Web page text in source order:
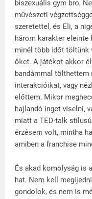
biszexuális gym bro,
művészeti
szeretettel, és Eli, a
három karakter
minél több időt töltünk
őket. A játékot akkor
bandámmal tölthettem
interakcióikat, vagy
előttem. Mikor
hajlandó inget viselni,
miatt a TED-talk
érzésem volt, mintha
amiben a franchise
És akad komolyság is
hat. Nem kell
gondolok, és nem is